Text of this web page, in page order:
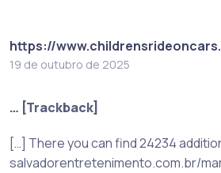
https://
19 de outubro de 2025
… [Trackback]
[…] There you can find 24234
salvadorentretenimento.com.br/